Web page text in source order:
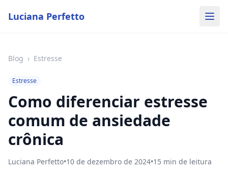
Luciana Perfetto
Blog › Estresse
Estresse
Como diferenciar estresse
comum de ansiedade
crônica
Luciana Perfetto•10 de dezembro de 2024•15 min de leitura